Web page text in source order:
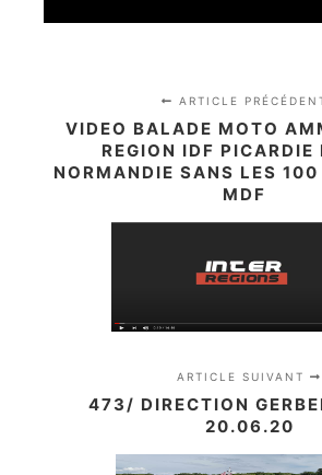
ARTICLE
VIDEO BALADE MOTO
REGION IDF PICARDIE
NORMANDIE SANS LES
MDF
ARTICLE SUIVANT
473/ DIRECTION
20.06.20